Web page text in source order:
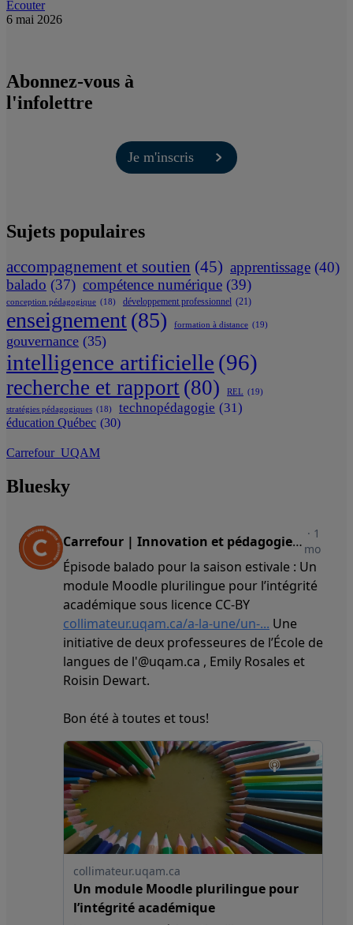
Écouter
6 mai 2026
Abonnez-vous à
l'infolettre
Je m'inscris
Sujets populaires
accompagnement et soutien (45) apprentissage (40)
balado (37) compétence numérique (39)
conception pédagogique (18) développement professionnel (21)
enseignement(85) formation à distance (19)
gouvernance (35)
intelligence artificielle (96)
recherche et rapport (80) REL (19)
stratégies pédagogiques (18) technopédagogie (31)
éducation Québec (30)
Carrefour_UQAM
Bluesky